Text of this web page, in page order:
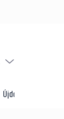
Újdonságok